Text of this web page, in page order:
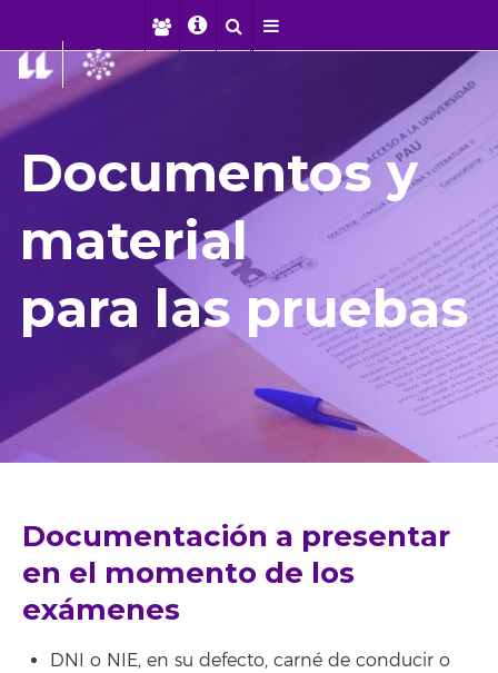
Documentos y
material
para las pruebas
Documentación a presentar
en el momento de los
exámenes
DNI o NIE, en su defecto, carné de conducir o